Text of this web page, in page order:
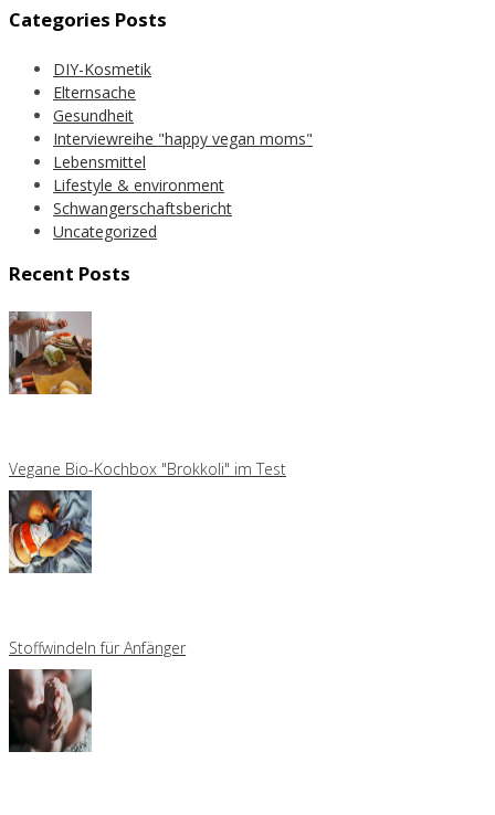
Categories Posts
DIY-Kosmetik
Elternsache
Gesundheit
Interviewreihe "happy vegan moms"
Lebensmittel
Lifestyle & environment
Schwangerschaftsbericht
Uncategorized
Recent Posts
Vegane Bio-Kochbox "Brokkoli" im Test
Stoffwindeln für Anfänger